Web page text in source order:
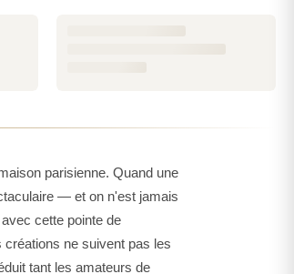
conditions : des produits
profiter de votre fragrance sans
parisienne. Quand une
— et on n'est jamais
cette pointe de
ne suivent pas les
tant les amateurs de